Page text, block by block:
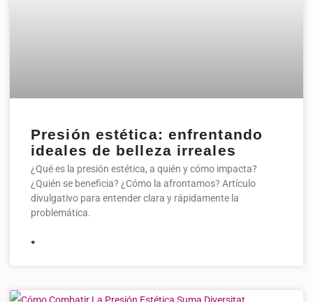
Presión estética: enfrentando
ideales de belleza irreales
¿Qué es la presión estética, a quién y cómo impacta?
¿Quién se beneficia? ¿Cómo la afrontamos? Artículo
divulgativo para entender clara y rápidamente la
problemática.
+